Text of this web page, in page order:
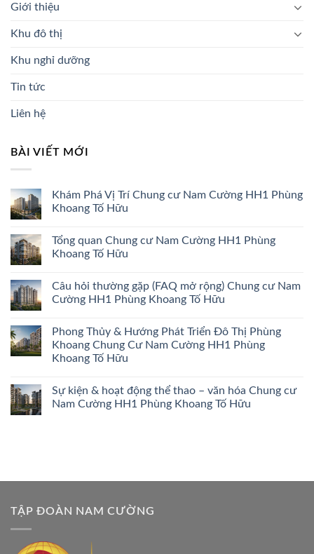
Giới thiệu
Khu đô thị
Khu nghỉ dưỡng
Tin tức
Liên hệ
BÀI VIẾT MỚI
Khám Phá Vị Trí Chung cư Nam Cường HH1 Phùng
Khoang Tố Hữu
Tổng quan Chung cư Nam Cường HH1 Phùng
Khoang Tố Hữu
Câu hỏi thường gặp (FAQ mở rộng) Chung cư Nam
Cường HH1 Phùng Khoang Tố Hữu
Phong Thủy & Hướng Phát Triển Đô Thị Phùng
Khoang Chung Cư Nam Cường HH1 Phùng
Khoang Tố Hữu
Sự kiện & hoạt động thể thao – văn hóa Chung cư
Nam Cường HH1 Phùng Khoang Tố Hữu
TẬP ĐOÀN NAM CƯỜNG